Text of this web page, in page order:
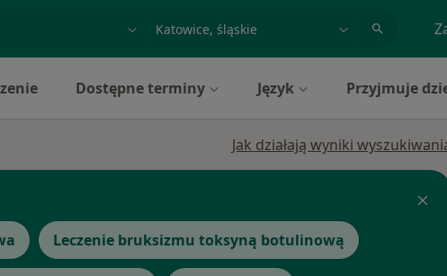
miasto lub dzielnica
Dostępne terminy Język Przyjmuje
Jak działają wyniki
Leczenie bruksizmu toksyną botulinową